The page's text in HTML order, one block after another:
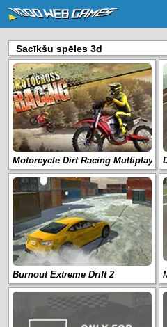
Sacīkšu spēles 3d
Motorcycle Dirt Racing Multiplayer
Burnout Extreme Drift 2